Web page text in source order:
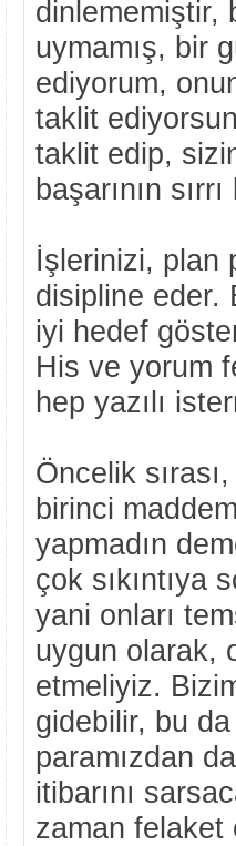
dinlememiştir,
uymamış, bir
ediyorum,
taklit
taklit edip,
başarının
İşlerinizi, plan
disipline eder.
iyi hedef
His ve yorum
hep yazılı
Öncelik
birinci
yapmadın
çok sıkıntıya
yani onları
uygun olarak,
etmeliyiz.
gidebilir, bu
paramızdan
itibarını
zaman felaket